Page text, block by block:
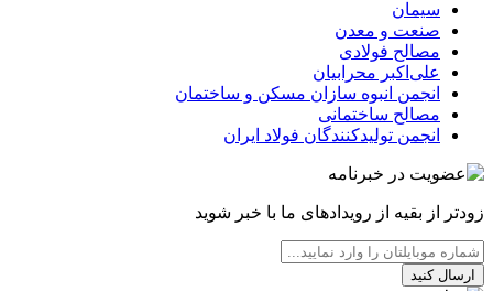
سیمان
صنعت و معدن
مصالح فولادی
علی‌اکبر محرابیان
انجمن انبوه سازان مسکن و ساختمان
مصالح ساختمانی
انجمن تولیدکنندگان فولاد ایران
زودتر از بقیه از رویدادهای ما با خبر شوید
ارسال کنید